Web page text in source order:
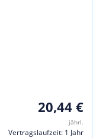
20,44 €
jährl.
Vertragslaufzeit: 1 Jahr